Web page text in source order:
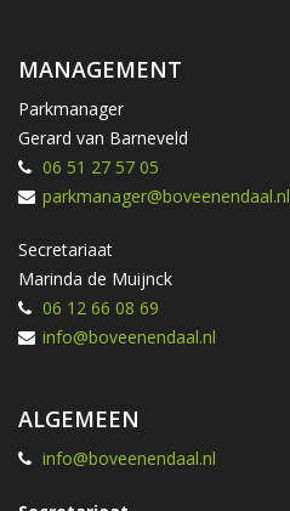
MANAGEMENT
Parkmanager
Gerard van Barneveld
06 51 27 57 05
parkmanager@boveenendaal.nl
Secretariaat
Marinda de Muijnck
06 12 66 08 69
info@boveenendaal.nl
ALGEMEEN
info@boveenendaal.nl